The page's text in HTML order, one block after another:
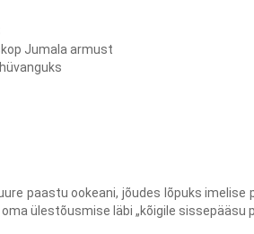
Jumala armust
paastu ookeani, jõudes lõpuks imelise
ülestõusmise läbi „kõigile sissepääsu